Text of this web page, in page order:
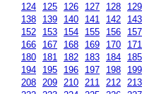
124
125 126 127 128 129
138
139 140 141 142 143
152
153 154 155 156 157
166
167 168 169 170 171
180
181 182 183 184 185
194
195 196 197 198 199
208
209 210 211 212 213